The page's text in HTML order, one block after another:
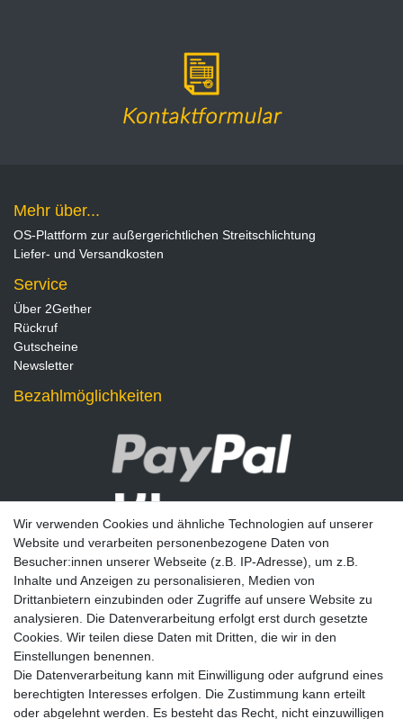
Mehr über...
OS-Plattform zur außergerichtlichen Streitschlichtung
Liefer- und Versandkosten
Service
Über 2Gether
Rückruf
Gutscheine
Newsletter
Bezahlmöglichkeiten
Newsletter
E-MAIL **
Wir verwenden Cookies und ähnliche Technologien auf unserer
Website und verarbeiten personenbezogene Daten von
Besucher:innen unserer Webseite (z.B. IP-Adresse), um z.B.
Inhalte und Anzeigen zu personalisieren, Medien von
Drittanbietern einzubinden oder Zugriffe auf unsere Website zu
analysieren. Die Datenverarbeitung erfolgt erst durch gesetzte
Cookies. Wir teilen diese Daten mit Dritten, die wir in den
Einstellungen benennen.
Die Datenverarbeitung kann mit Einwilligung oder aufgrund eines
berechtigten Interesses erfolgen. Die Zustimmung kann erteilt
oder abgelehnt werden. Es besteht das Recht, nicht einzuwilligen